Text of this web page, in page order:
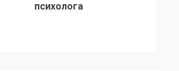
психолога